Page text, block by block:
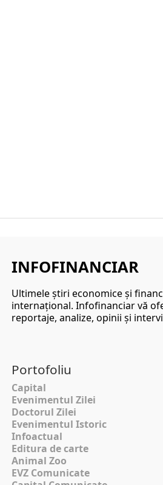
INFOFINANCIAR
Ultimele ştiri economice şi
internaţional. Infofinanciar vă
reportaje, analize, opinii şi
Portofoliu
Capital
Evenimentul Zilei
Doctorul Zilei
Evenimentul Istoric
Infoactual
Editura de carte
Animal Zoo
EVZ Comunicate